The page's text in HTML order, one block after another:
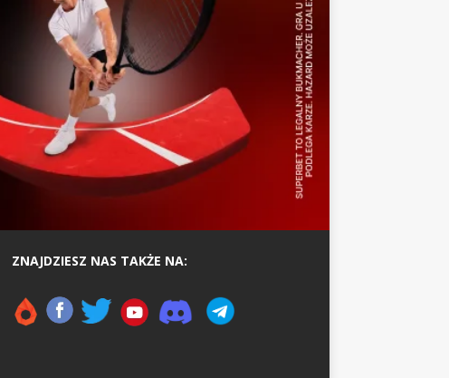
ZNAJDZIESZ NAS TAKŻE NA: